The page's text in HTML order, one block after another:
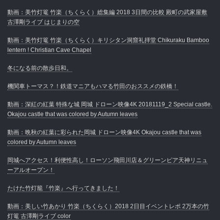
動画：美竹灯篭 竹楽（ちくらく）総集編 2018 3日間の比較 殿町の武家屋敷
古澤剛ライブ はじまりの空
動画：美竹灯篭 竹楽（ちくらく）キリシタン洞窟礼拝堂 Chikuraku Bamboo
lentern ! Christian Cave Chapel
冬になる前の散歩日和。
機関車トーマス？！鉄道マニアもハマる竹田のおススメの鉄橋！
動画：深紅の紅葉 特殊な城 岡城 ドローン映像4K 20181119_2 Special castle.
Okajou castle that was colored by Autumn leaves
動画：晩秋の紅葉に彩られた岡城 ドローン映像4K Okajou castle that was
colored by Autumn leaves
岡城へアクセス！利便性高し！ローソン飛田川店＆グリーンピア天神リニュ
ーアルオープン！
たけた竹灯籠『竹楽』へ行ってきました！
動画：美しい竹あかり 竹楽（ちくらく）2018 2日目イベントレポ 2万本の竹
灯篭 古澤剛ライブ color